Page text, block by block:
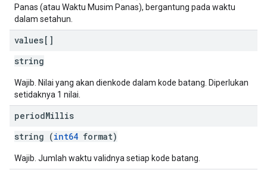
Panas (atau Waktu Musim Panas), bergantung pada waktu
dalam setahun.
values[]
string
Wajib. Nilai yang akan dienkode dalam kode batang. Diperlukan
setidaknya 1 nilai.
periodMillis
string (int64 format)
Wajib. Jumlah waktu validnya setiap kode batang.